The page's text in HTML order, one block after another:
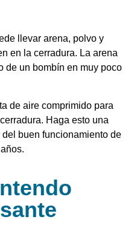
llevar arena, polvo y
en la cerradura. La arena
de un bombín en muy poco
de aire comprimido para
Haga esto una
buen funcionamiento de